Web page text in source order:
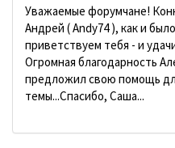
Уважаемые форумчане!
Андрей ( Andy74 ), как и
приветствуем тебя - и
Огромная благодарность
предложил свою помощь
темы...Спасибо, Саша...